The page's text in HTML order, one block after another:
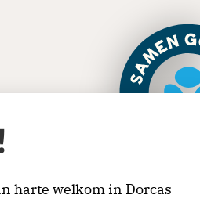
harte welkom in Dorcas
of periodiek doneren via onze
wilt bijdragen. Periodiek
belastingvoordeel.